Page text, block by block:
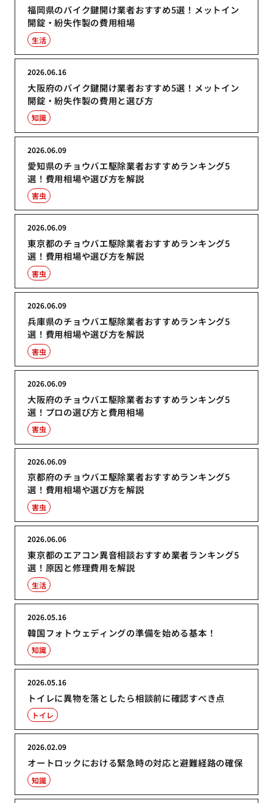
福岡県のバイク鍵開け業者おすすめ5選！メットイン
開錠・紛失作製の費用相場
生活
大阪府のバイク鍵開け業者おすすめ5選！メットイン
開錠・紛失作製の費用と選び方
2026.06.16
知識
愛知県のチョウバエ駆除業者おすすめランキング5
選！費用相場や選び方を解説
2026.06.09
害虫
東京都のチョウバエ駆除業者おすすめランキング5
選！費用相場や選び方を解説
2026.06.09
害虫
兵庫県のチョウバエ駆除業者おすすめランキング5
選！費用相場や選び方を解説
2026.06.09
害虫
大阪府のチョウバエ駆除業者おすすめランキング5
選！プロの選び方と費用相場
2026.06.09
害虫
京都府のチョウバエ駆除業者おすすめランキング5
選！費用相場や選び方を解説
2026.06.09
害虫
東京都のエアコン異音相談おすすめ業者ランキング5
選！原因と修理費用を解説
2026.06.06
生活
韓国フォトウェディングの準備を始める基本！
2026.05.16
知識
トイレに異物を落としたら相談前に確認すべき点
2026.05.16
トイレ
オートロックにおける緊急時の対応と避難経路の確保
2026.02.09
知識